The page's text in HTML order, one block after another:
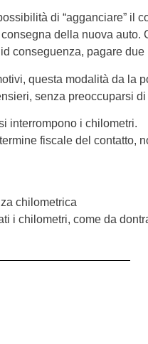
di “agganciare” il
della nuova
conseguenza, pagare due
questa modalità da la
senza preoccuparsi
interrompono i chilometri.
fiscale del contatto,
chilometrica
i chilometri, come da